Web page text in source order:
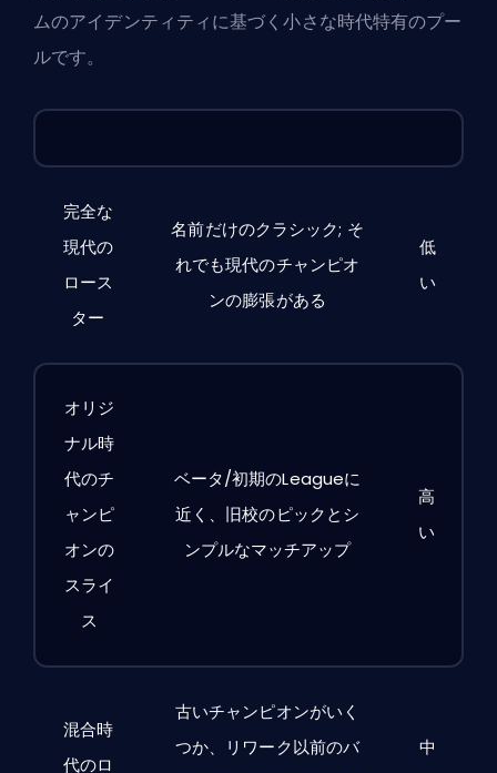
ムのアイデンティティに基づく小さな時代特有のプー
ルです。
完全な
現代の
ロース
ター
名前だけのクラシック; そ
れでも現代のチャンピオ
ンの膨張がある
低
い
オリジ
ナル時
代のチ
ャンピ
オンの
スライ
ス
ベータ/初期のLeagueに
近く、旧校のピックとシ
ンプルなマッチアップ
高
い
混合時
代のロ
古いチャンピオンがいく
つか、リワーク以前のバ
中